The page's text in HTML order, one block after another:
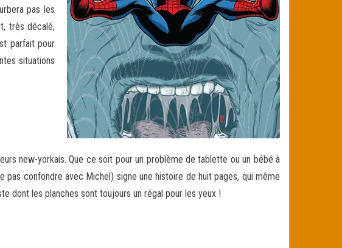
pas les
très décalé,
parfait pour
situations
new-yorkais. Que ce soit pour un problème de tablette ou un bébé à
pas confondre avec Michel) signe une histoire de huit pages, qui même
dont les planches sont toujours un régal pour les yeux !